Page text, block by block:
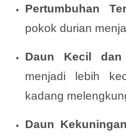
Pertumbuhan
pokok durian
Daun Kecil
menjadi lebih
kadang
Daun